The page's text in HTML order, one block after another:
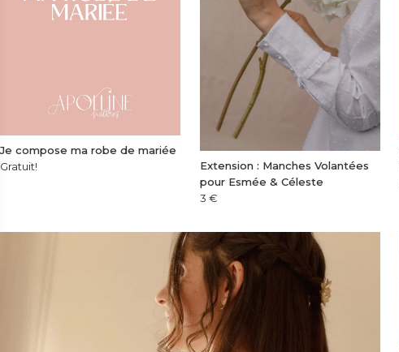
Je compose ma robe de mariée
Gratuit!
Extension : Manches Volantées
pour Esmée & Céleste
3 €